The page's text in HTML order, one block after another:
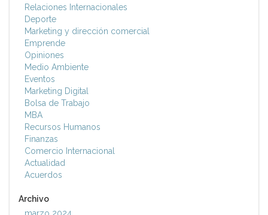
Relaciones Internacionales
Deporte
Marketing y dirección comercial
Emprende
Opiniones
Medio Ambiente
Eventos
Marketing Digital
Bolsa de Trabajo
MBA
Recursos Humanos
Finanzas
Comercio Internacional
Actualidad
Acuerdos
Archivo